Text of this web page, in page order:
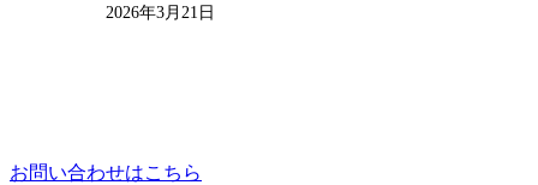
2026年3月21日
お問い合わせはこちら